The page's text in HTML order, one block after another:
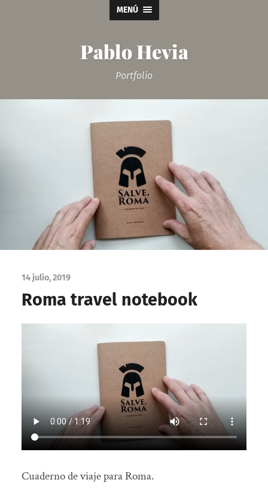
MENÚ
Pablo Hevia
Portfolio
14 julio, 2019
Roma travel notebook
Cuaderno de viaje para Roma.